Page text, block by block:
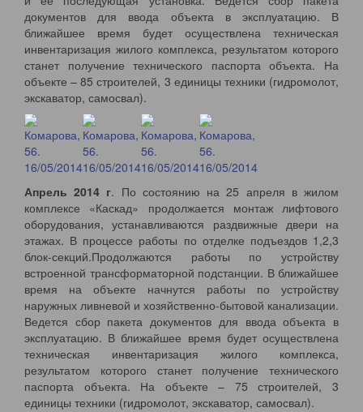
документов для ввода объекта в эксплуатацию. В
ближайшее время будет осуществлена техническая
инвентаризация жилого комплекса, результатом которого
станет получение технического паспорта объекта. На
объекте – 85 строителей, 3 единицы техники (гидромолот,
экскаватор, самосвал).
Апрель 2014 г. По состоянию на 25 апреля в жилом
комплексе «Каскад» продолжается монтаж лифтового
оборудования, устанавливаются раздвижные двери на
этажах. В процессе работы по отделке подъездов 1,2,3
блок-секций.Продолжаются работы по устройству
встроенной трансформаторной подстанции. В ближайшее
время на объекте начнутся работы по устройству
наружных ливневой и хозяйственно-бытовой канализации.
Ведется сбор пакета документов для ввода объекта в
эксплуатацию. В ближайшее время будет осуществлена
техническая инвентаризация жилого комплекса,
результатом которого станет получение технического
паспорта объекта. На объекте – 75 строителей, 3
единицы техники (гидромолот, экскаватор, самосвал).